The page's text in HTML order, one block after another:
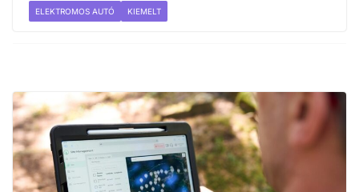
ELEKTROMOS AUTÓ KIEMELT